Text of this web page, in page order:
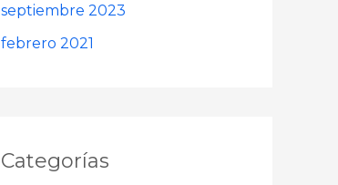
septiembre 2023
febrero 2021
Categorías